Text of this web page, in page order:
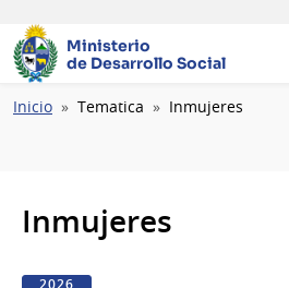
Ministerio
de Desarrollo Social
Ruta
Inicio Tematica Inmujeres
Inmujeres
2026